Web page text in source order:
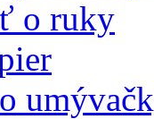
o ruky